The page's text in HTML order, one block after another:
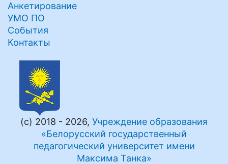
Анкетирование
УМО ПО
События
Контакты
(с) 2018 - 2026, Учреждение образования
«Белорусский государственный
педагогический университет имени
Максима Танка»